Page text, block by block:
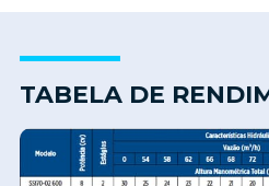
TABELA DE